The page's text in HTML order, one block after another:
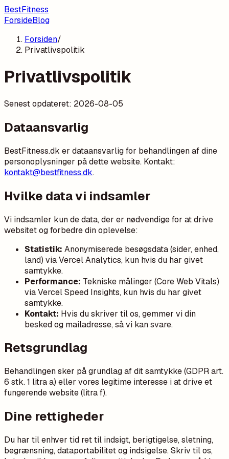
BestFitness
ForsideBlog
Forsiden/
Privatlivspolitik
Privatlivspolitik
Senest opdateret: 2026-08-05
Dataansvarlig
BestFitness.dk er dataansvarlig for behandlingen af dine
personoplysninger på dette website. Kontakt:
kontakt@bestfitness.dk.
Hvilke data vi indsamler
Vi indsamler kun de data, der er nødvendige for at drive
websitet og forbedre din oplevelse:
Statistik: Anonymiserede besøgsdata (sider, enhed,
land) via Vercel Analytics, kun hvis du har givet
samtykke.
Performance: Tekniske målinger (Core Web Vitals)
via Vercel Speed Insights, kun hvis du har givet
samtykke.
Kontakt: Hvis du skriver til os, gemmer vi din
besked og mailadresse, så vi kan svare.
Retsgrundlag
Behandlingen sker på grundlag af dit samtykke (GDPR art.
6 stk. 1 litra a) eller vores legitime interesse i at drive et
fungerende website (litra f).
Dine rettigheder
Du har til enhver tid ret til indsigt, berigtigelse, sletning,
begrænsning, dataportabilitet og indsigelse. Skriv til os,